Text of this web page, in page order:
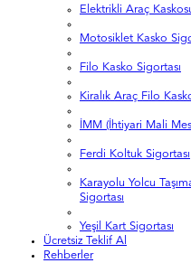
Elektrikli Araç
Motosiklet Kasko
Filo Kasko Sigortası
Kiralık Araç Filo
İMM (İhtiyari Mali
Ferdi Koltuk Sigortası
Karayolu Yolcu
Sigortası
Yeşil Kart Sigortası
Ücretsiz Teklif Al
Rehberler